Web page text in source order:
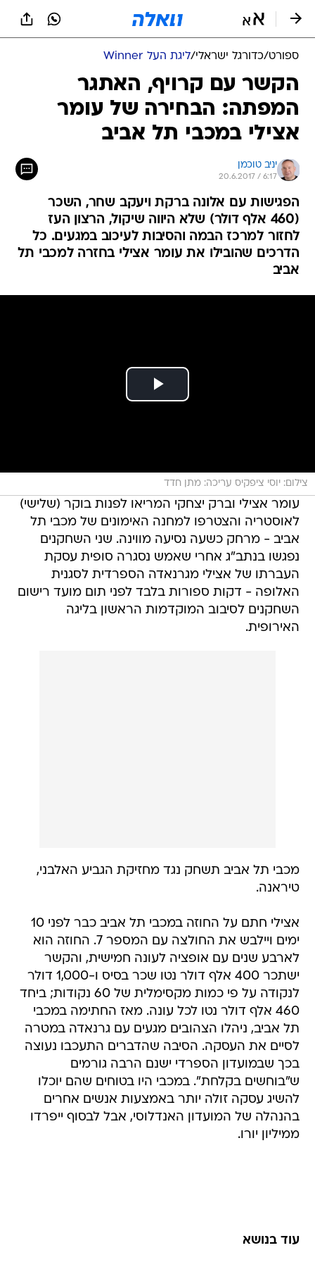
ספורט/כדורגל ישראלי/ליגת העל Winner
הקשר עם קרויף, האתגר
המפתה: הבחירה של עומר
אצילי במכבי תל אביב
יניב טוכמן
20.6.2017 / 6:17
הפגישות עם אלונה ברקת ויעקב שחר, השכר
(460 אלף דולר) שלא היווה שיקול, הרצון העז
לחזור למרכז הבמה והסיבות לעיכוב במגעים. כל
הדרכים שהובילו את עומר אצילי בחזרה למכבי תל
אביב
צילום: יוסי ציפקיס עריכה: מתן חדד
עומר אצילי וברק יצחקי המריאו לפנות בוקר (שלישי)
לאוסטריה והצטרפו למחנה האימונים של מכבי תל
אביב - מרחק כשעה נסיעה מווינה. שני השחקנים
נפגשו בנתב"ג אחרי שאמש נסגרה סופית עסקת
העברתו של אצילי מגרנאדה הספרדית לסגנית
האלופה - דקות ספורות בלבד לפני תום מועד רישום
השחקנים לסיבוב המוקדמות הראשון בליגה
האירופית.
מכבי תל אביב תשחק נגד מחזיקת הגביע האלבני,
טיראנה.
אצילי חתם על החוזה במכבי תל אביב כבר לפני 10
ימים ויילבש את החולצה עם המספר 7. החוזה הוא
לארבע שנים עם אופציה לעונה חמישית, והקשר
ישתכר 400 אלף דולר נטו שכר בסיס ו-1,000 דולר
לנקודה על פי כמות מקסימלית של 60 נקודות; ביחד
460 אלף דולר נטו לכל עונה. מאז החתימה במכבי
תל אביב, ניהלו הצהובים מגעים עם גרנאדה במטרה
לסיים את העסקה. הסיבה שהדברים התעכבו נעוצה
בכך שבמועדון הספרדי ישנם הרבה גורמים
ש"בוחשים בקלחת". במכבי היו בטוחים שהם יוכלו
להשיג עסקה זולה יותר באמצעות אנשים אחרים
בהנהלה של המועדון האנדלוסי, אבל לבסוף ייפרדו
ממיליון יורו.
עוד בנושא